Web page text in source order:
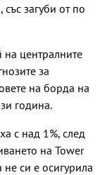
загуби от по
на централните
за
на борда на
година.
с над 1%, след
на Tower
си е осигурила